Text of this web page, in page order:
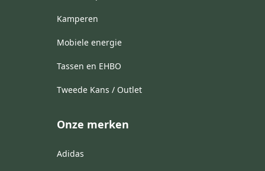
Kamperen
Mobiele energie
Tassen en EHBO
Tweede Kans / Outlet
Onze merken
Adidas